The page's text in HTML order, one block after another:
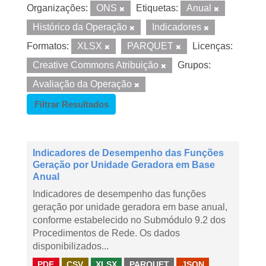
Organizações: ONS Etiquetas:
Anual
Histórico da Operação
Indicadores
Formatos:
XLSX PARQUET
Licenças:
Creative Commons Atribuição
Grupos:
Avaliação da Operação
Filtrar Resultados
Indicadores de Desempenho das Funções
Geração por Unidade Geradora em Base
Anual
Indicadores de desempenho das funções
geração por unidade geradora em base anual,
conforme estabelecido no Submódulo 9.2 dos
Procedimentos de Rede. Os dados
disponibilizados...